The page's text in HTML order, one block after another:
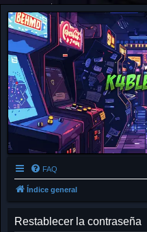
FAQ
Índice general
Restablecer la contraseña